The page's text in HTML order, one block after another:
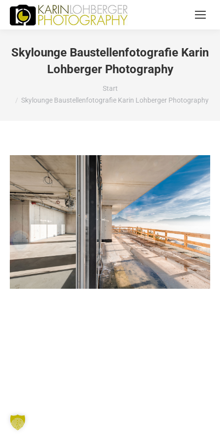
Skylounge Baustellenfotografie Karin
Lohberger Photography
Start
Skylounge Baustellenfotografie Karin Lohberger Photography